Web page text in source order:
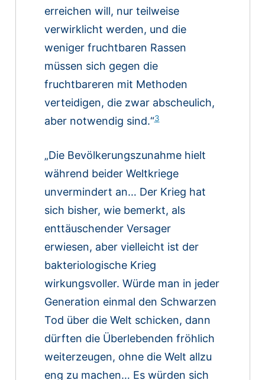
erreichen will, nur teilweise
verwirklicht werden, und die
weniger fruchtbaren Rassen
müssen sich gegen die
fruchtbareren mit Methoden
verteidigen, die zwar abscheulich,
aber notwendig sind.“3
„Die Bevölkerungszunahme hielt
während beider Weltkriege
unvermindert an… Der Krieg hat
sich bisher, wie bemerkt, als
enttäuschender Versager
erwiesen, aber vielleicht ist der
bakteriologische Krieg
wirkungsvoller. Würde man in jeder
Generation einmal den Schwarzen
Tod über die Welt schicken, dann
dürften die Überlebenden fröhlich
weiterzeugen, ohne die Welt allzu
eng zu machen… Es würden sich